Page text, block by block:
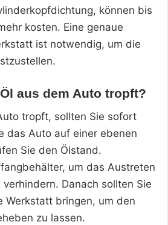
können bis
kosten. Eine genaue
ist notwendig, um die
aus dem Auto tropft?
tropft, sollten Sie sofort
das Auto auf einer ebenen
Sie den Ölstand.
um das Austreten
Danach sollten Sie
Werkstatt bringen, um den
zu lassen.